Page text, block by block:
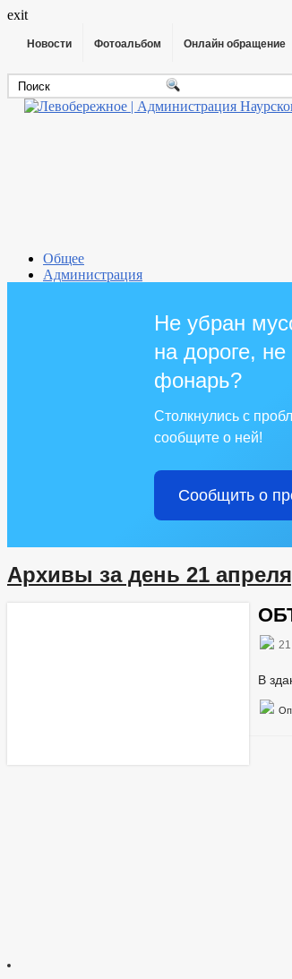
exit
Новости Фотоальбом Онлайн обращение
Общее
Администрация
Муниципальные услуги
Не убран
на дороге, не
фонарь?
Столкнулись с
сообщите о ней!
Сообщить о
Архивы за день 21
В